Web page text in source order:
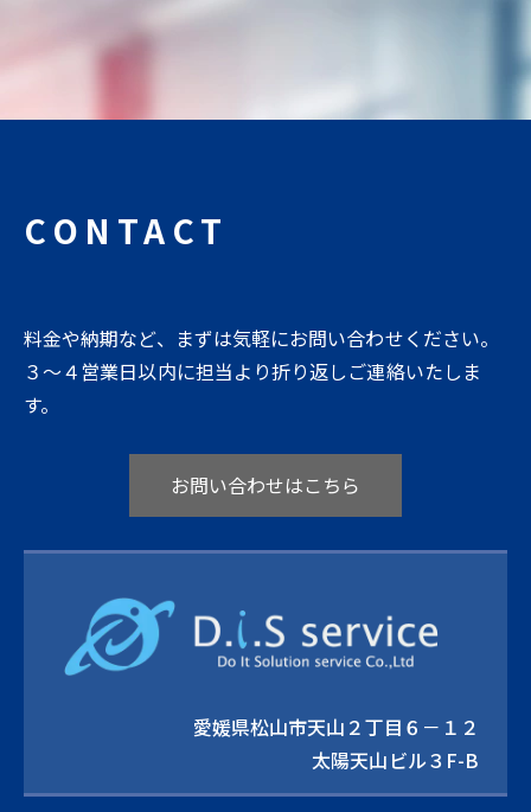
CONTACT
料金や納期など、まずは気軽にお問い合わせください。
３〜４営業日以内に担当より折り返しご連絡いたしま
す。
お問い合わせはこちら
愛媛県松山市天山２丁目６－１２
太陽天山ビル３F-B